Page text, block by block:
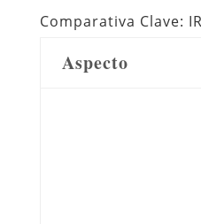
Comparativa Clave:
Aspecto